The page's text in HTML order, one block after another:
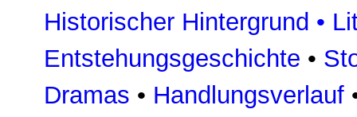
Historischer Hintergrund •
Entstehungsgeschichte •
Dramas • Handlungsverlauf